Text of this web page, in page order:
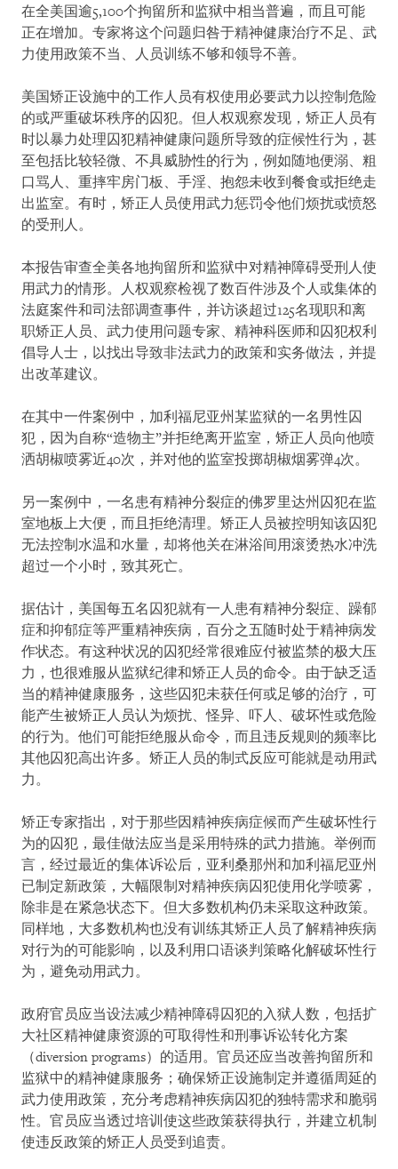
在全美国逾5,100个拘留所和监狱中相当普遍，而且可能
正在增加。专家将这个问题归咎于精神健康治疗不足、武
力使用政策不当、人员训练不够和领导不善。
美国矫正设施中的工作人员有权使用必要武力以控制危险
的或严重破坏秩序的囚犯。但人权观察发现，矫正人员有
时以暴力处理囚犯精神健康问题所导致的症候性行为，甚
至包括比较轻微、不具威胁性的行为，例如随地便溺、粗
口骂人、重摔牢房门板、手淫、抱怨未收到餐食或拒绝走
出监室。有时，矫正人员使用武力惩罚令他们烦扰或愤怒
的受刑人。
本报告审查全美各地拘留所和监狱中对精神障碍受刑人使
用武力的情形。人权观察检视了数百件涉及个人或集体的
法庭案件和司法部调查事件，并访谈超过125名现职和离
职矫正人员、武力使用问题专家、精神科医师和囚犯权利
倡导人士，以找出导致非法武力的政策和实务做法，并提
出改革建议。
在其中一件案例中，加利福尼亚州某监狱的一名男性囚
犯，因为自称“造物主”并拒绝离开监室，矫正人员向他喷
洒胡椒喷雾近40次，并对他的监室投掷胡椒烟雾弹4次。
另一案例中，一名患有精神分裂症的佛罗里达州囚犯在监
室地板上大便，而且拒绝清理。矫正人员被控明知该囚犯
无法控制水温和水量，却将他关在淋浴间用滚烫热水冲洗
超过一个小时，致其死亡。
据估计，美国每五名囚犯就有一人患有精神分裂症、躁郁
症和抑郁症等严重精神疾病，百分之五随时处于精神病发
作状态。有这种状况的囚犯经常很难应付被监禁的极大压
力，也很难服从监狱纪律和矫正人员的命令。由于缺乏适
当的精神健康服务，这些囚犯未获任何或足够的治疗，可
能产生被矫正人员认为烦扰、怪异、吓人、破坏性或危险
的行为。他们可能拒绝服从命令，而且违反规则的频率比
其他囚犯高出许多。矫正人员的制式反应可能就是动用武
力。
矫正专家指出，对于那些因精神疾病症候而产生破坏性行
为的囚犯，最佳做法应当是采用特殊的武力措施。举例而
言，经过最近的集体诉讼后，亚利桑那州和加利福尼亚州
已制定新政策，大幅限制对精神疾病囚犯使用化学喷雾，
除非是在紧急状态下。但大多数机构仍未采取这种政策。
同样地，大多数机构也没有训练其矫正人员了解精神疾病
对行为的可能影响，以及利用口语谈判策略化解破坏性行
为，避免动用武力。
政府官员应当设法减少精神障碍囚犯的入狱人数，包括扩
大社区精神健康资源的可取得性和刑事诉讼转化方案
（diversion programs）的适用。官员还应当改善拘留所和
监狱中的精神健康服务；确保矫正设施制定并遵循周延的
武力使用政策，充分考虑精神疾病囚犯的独特需求和脆弱
性。官员应当透过培训使这些政策获得执行，并建立机制
使违反政策的矫正人员受到追责。